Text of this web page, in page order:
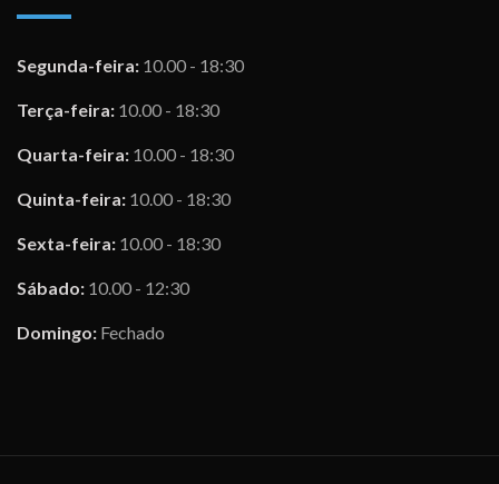
Segunda-feira: 10.00 - 18:30
Terça-feira: 10.00 - 18:30
Quarta-feira: 10.00 - 18:30
Quinta-feira: 10.00 - 18:30
Sexta-feira: 10.00 - 18:30
Sábado: 10.00 - 12:30
Domingo: Fechado